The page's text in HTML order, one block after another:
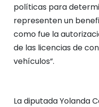
políticas para
representen un
como fue la
de las licencias de
vehículos”.
La diputada Yolanda